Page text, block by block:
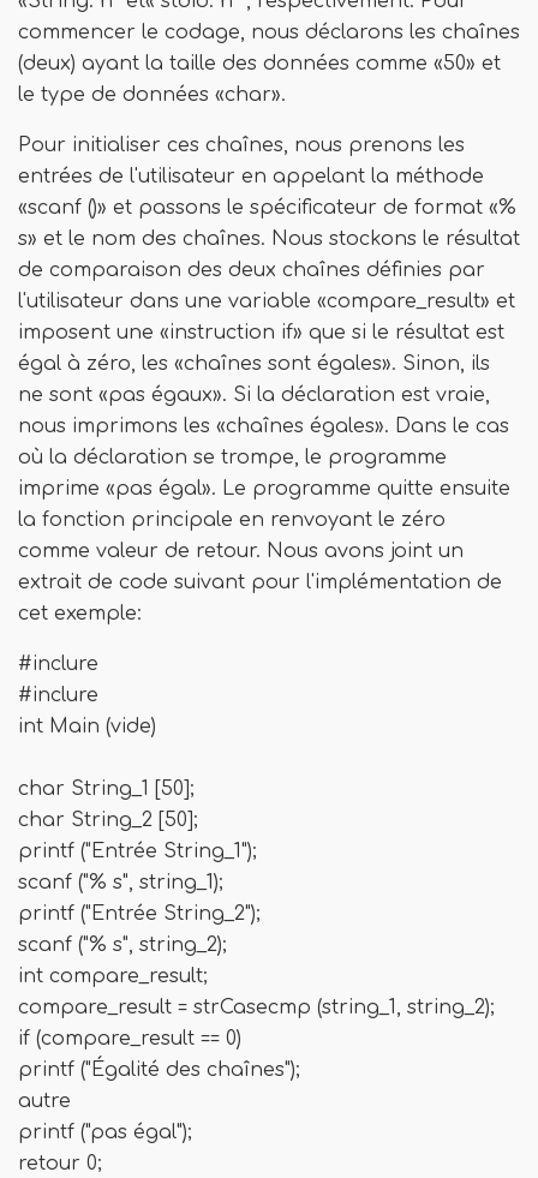
commencer le codage, nous déclarons les chaînes
(deux) ayant la taille des données comme «50» et
le type de données «char».
Pour initialiser ces chaînes, nous prenons les
entrées de l'utilisateur en appelant la méthode
«scanf ()» et passons le spécificateur de format «%
s» et le nom des chaînes. Nous stockons le résultat
de comparaison des deux chaînes définies par
l'utilisateur dans une variable «compare_result» et
imposent une «instruction if» que si le résultat est
égal à zéro, les «chaînes sont égales». Sinon, ils
ne sont «pas égaux». Si la déclaration est vraie,
nous imprimons les «chaînes égales». Dans le cas
où la déclaration se trompe, le programme
imprime «pas égal». Le programme quitte ensuite
la fonction principale en renvoyant le zéro
comme valeur de retour. Nous avons joint un
extrait de code suivant pour l'implémentation de
cet exemple:
#inclure
#inclure
int Main (vide)
char String_1 [50];
char String_2 [50];
printf ("Entrée String_1");
scanf ("% s", string_1);
printf ("Entrée String_2");
scanf ("% s", string_2);
int compare_result;
compare_result = strCasecmp (string_1, string_2);
if (compare_result == 0)
printf ("Égalité des chaînes");
autre
printf ("pas égal");
retour 0;